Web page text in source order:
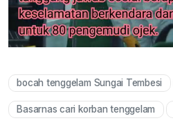
bocah tenggelam Sungai Tembesi
Basarnas cari korban tenggelam